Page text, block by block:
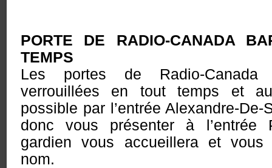
PORTE DE RADIO-CANADA
TEMPS
Les portes de Radio-Canada
verrouillées en tout temps et
possible par l’entrée Alexandre-
donc vous présenter à l’entrée
gardien vous accueillera et vous
nom.